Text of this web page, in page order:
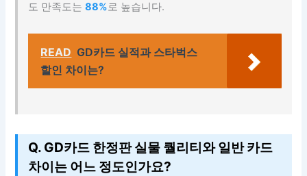
도 만족도는88%로 높습니다.
READ GD카드 실적과 스타벅스
할인 차이는?
Q. GD카드 한정판 실물 퀄리티와 일반 카드
차이는 어느 정도인가요?